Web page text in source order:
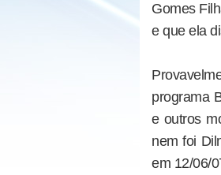
Gomes
e que ela
programa
e outros
nem foi
em 12/06/